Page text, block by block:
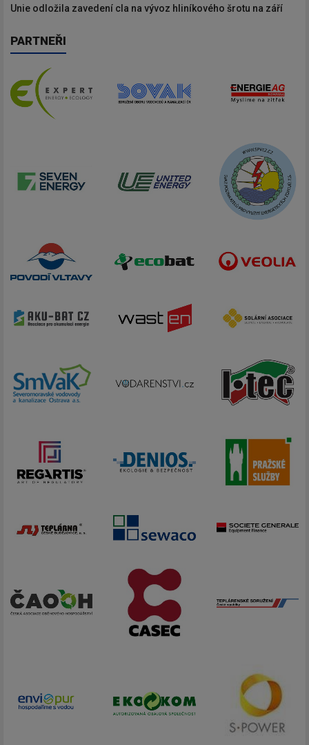
Unie odložila zavedení cla na vývoz hliníkového šrotu na září
PARTNEŘI